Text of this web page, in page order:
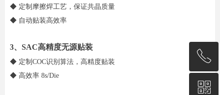
◆ 定制摩擦焊工艺，保证共晶质量
◆ 自动贴装高效率
3、SAC高精度无源贴装
◆ 定制COC识别算法，高精度贴装
◆ 高效率 8s/Die
ꂅ
+86 18823760459
ꀥ